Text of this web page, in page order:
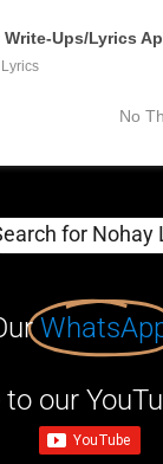
Write-Ups/Lyrics
No
our